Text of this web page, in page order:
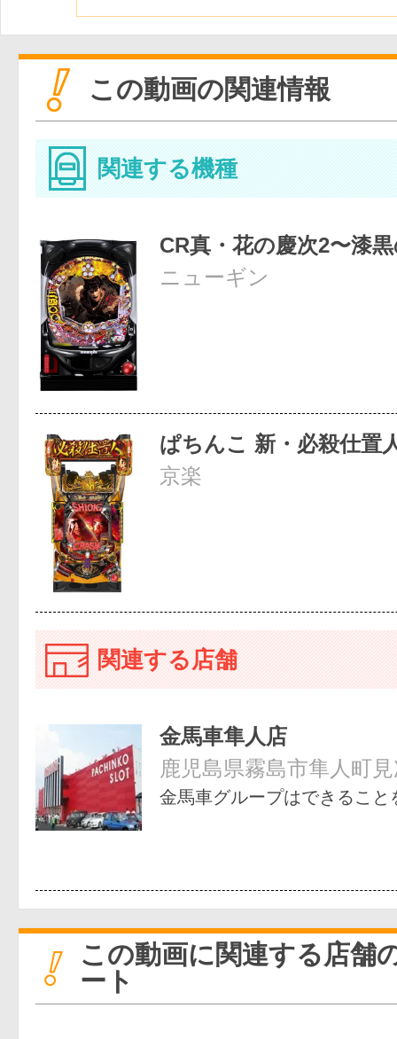
この動画の関連情報
関連する機種
CR真・花の慶次2〜漆
ニューギン
ぱちんこ 新・必殺仕置
京楽
関連する店舗
金馬車隼人店
鹿児島県霧島市隼人町
金馬車グループはできるこ
この動画に関連する店舗
ート